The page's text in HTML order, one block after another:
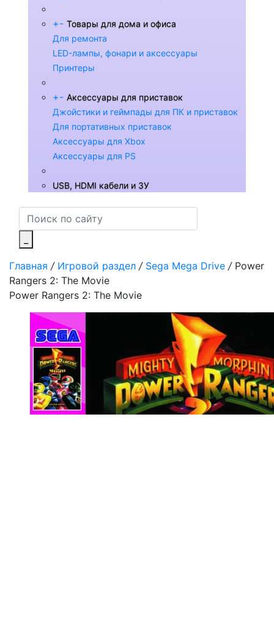
+- Товары для дома и офиса
Для ремонта
LED-лампы, фонари и аксессуары
Принтеры
+- Аксессуары для приставок
Джойстики и геймпады для ПК и приставок
Для портативных приставок
Аксессуары для Xbox
Аксессуары для PS
USB, HDMI кабели и ЗУ
Главная / Игровой раздел / Sega Mega Drive / Power
Rangers 2: The Movie
Power Rangers 2: The Movie